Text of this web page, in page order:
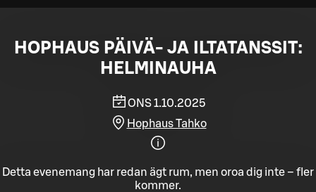
HOPHAUS PÄIVÄ- JA ILTATANSSIT:
HELMINAUHA
ONS 1.10.2025
Hophaus Tahko
Detta evenemang har redan ägt rum, men oroa dig inte – fler
kommer.